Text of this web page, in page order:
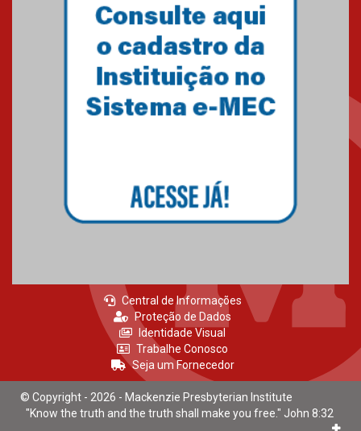
Central de Informações
Proteção de Dados
Identidade Visual
Trabalhe Conosco
Seja um Fornecedor
© Copyright - 2026 - Mackenzie Presbyterian Institute
"Know the truth and the truth shall make you free." John 8:32